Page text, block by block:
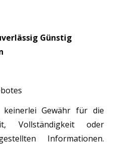
Günstig
Gewähr für die
Vollständigkeit oder
Informationen.